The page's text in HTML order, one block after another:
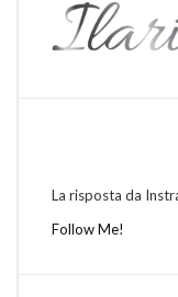
La risposta da
Follow Me!